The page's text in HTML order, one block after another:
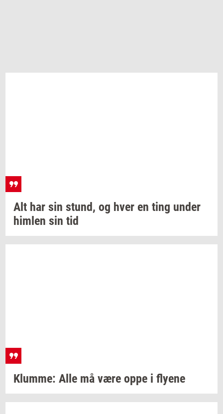
Alt har sin stund, og hver en ting under
him­len sin tid
Klum­me: Alle må være oppe i fly­e­ne